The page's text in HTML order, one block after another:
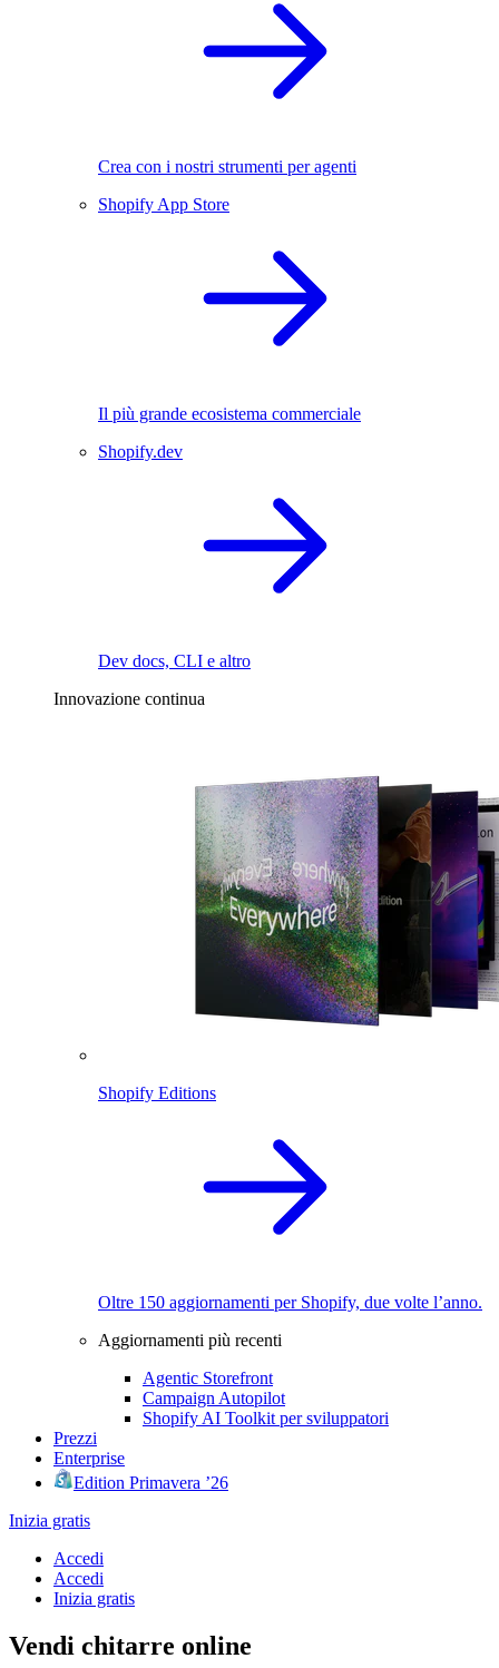
Crea con i nostri strumenti per agenti
Shopify App Store
Il più grande ecosistema commerciale
Shopify.dev
Dev docs, CLI e altro
Innovazione continua
Shopify Editions
Oltre 150 aggiornamenti per Shopify, due volte l’anno.
Aggiornamenti più recenti
Agentic Storefront
Campaign Autopilot
Shopify AI Toolkit per sviluppatori
Prezzi
Enterprise
Edition Primavera ’26
Inizia gratis
Accedi
Accedi
Inizia gratis
Vendi chitarre online